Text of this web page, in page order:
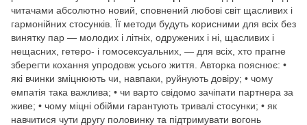
читачами абсолютно новий, сповнений любові світ щасливих і
гармонійних стосунків. Її методи будуть корисними для всіх без
винятку пар — молодих і літніх, одружених і ні, щасливих і
нещасних, гетеро- і гомосексуальних, — для всіх, хто прагне
зберегти кохання упродовж усього життя. Авторка пояснює: •
які вчинки зміцнюють чи, навпаки, руйнують довіру; • чому
емпатія така важлива; • чи варто свідомо зачіпати партнера за
живе; • чому міцні обійми гарантують тривалі стосунки; • як
навчитися чути другу половинку та підтримувати вогонь